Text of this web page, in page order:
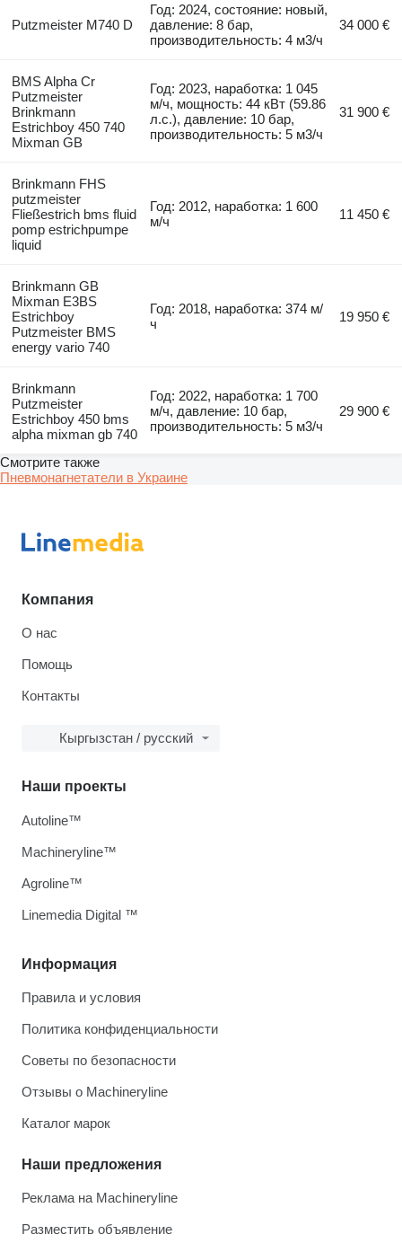
Putzmeister M740 D
Год: 2024, состояние: новый,
давление: 8 бар,
производительность: 4 м3/ч
34 000 €
BMS Alpha Cr
Putzmeister
Brinkmann
Estrichboy 450 740
Mixman GB
Год: 2023, наработка: 1 045
м/ч, мощность: 44 кВт (59.86
л.с.), давление: 10 бар,
производительность: 5 м3/ч
31 900 €
Brinkmann FHS
putzmeister
Fließestrich bms fluid
pomp estrichpumpe
liquid
Год: 2012, наработка: 1 600
м/ч
11 450 €
Brinkmann GB
Mixman E3BS
Estrichboy
Putzmeister BMS
energy vario 740
Год: 2018, наработка: 374 м/
ч
19 950 €
Brinkmann
Putzmeister
Estrichboy 450 bms
alpha mixman gb 740
Год: 2022, наработка: 1 700
м/ч, давление: 10 бар,
производительность: 5 м3/ч
29 900 €
Смотрите также
Пневмонагнетатели в Украине
Компания
О нас
Помощь
Контакты
Кыргызстан / русский
Информация
Правила и условия
Политика конфиденциальности
Советы по безопасности
Отзывы о Machineryline
Каталог марок
Наши предложения
Реклама на Machineryline
Разместить объявление
Наши проекты
Autoline™
Machineryline™
Agroline™
Linemedia Digital ™